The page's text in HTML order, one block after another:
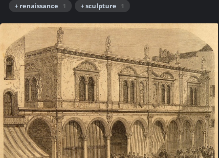
+ renaissance
1 + sculpture 1